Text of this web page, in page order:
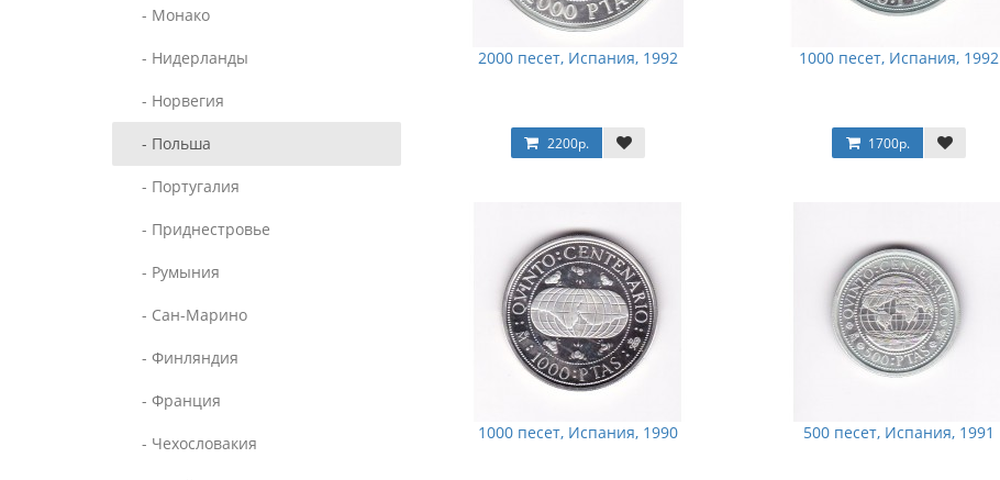
- Монако
- Нидерланды
- Норвегия
- Польша
- Португалия
- Приднестровье
- Румыния
- Сан-Марино
- Финляндия
- Франция
- Чехословакия
2000 песет, Испания, 1992
2200р.
1000 песет, Испания, 1992
1700р.
1000 песет, Испания, 1990 500 песет, Испания, 1991